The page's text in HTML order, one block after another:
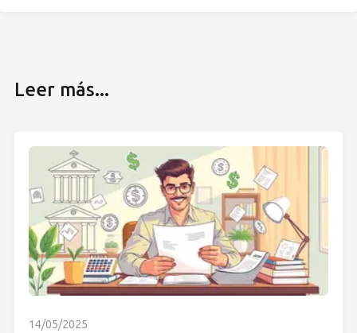
Leer más...
14/05/2025